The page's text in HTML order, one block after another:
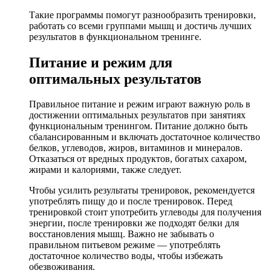
Такие программы помогут разнообразить тренировки,
работать со всеми группами мышц и достичь лучших
результатов в функциональном тренинге.
Питание и режим для
оптимальных результатов
Правильное питание и режим играют важную роль в
достижении оптимальных результатов при занятиях
функциональным тренингом. Питание должно быть
сбалансированным и включать достаточное количество
белков, углеводов, жиров, витаминов и минералов.
Отказаться от вредных продуктов, богатых сахаром,
жирами и калориями, также следует.
Чтобы усилить результаты тренировок, рекомендуется
употреблять пищу до и после тренировок. Перед
тренировкой стоит употребить углеводы для получения
энергии, после тренировки же подходят белки для
восстановления мышц. Важно не забывать о
правильном питьевом режиме — употреблять
достаточное количество воды, чтобы избежать
обезвоживания.